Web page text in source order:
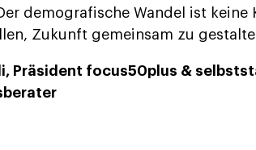
demografische Wandel ist keine
Zukunft gemeinsam zu
Präsident focus50plus &